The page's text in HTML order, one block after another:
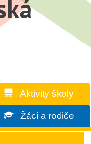
Aktivity školy
Žáci a rodiče